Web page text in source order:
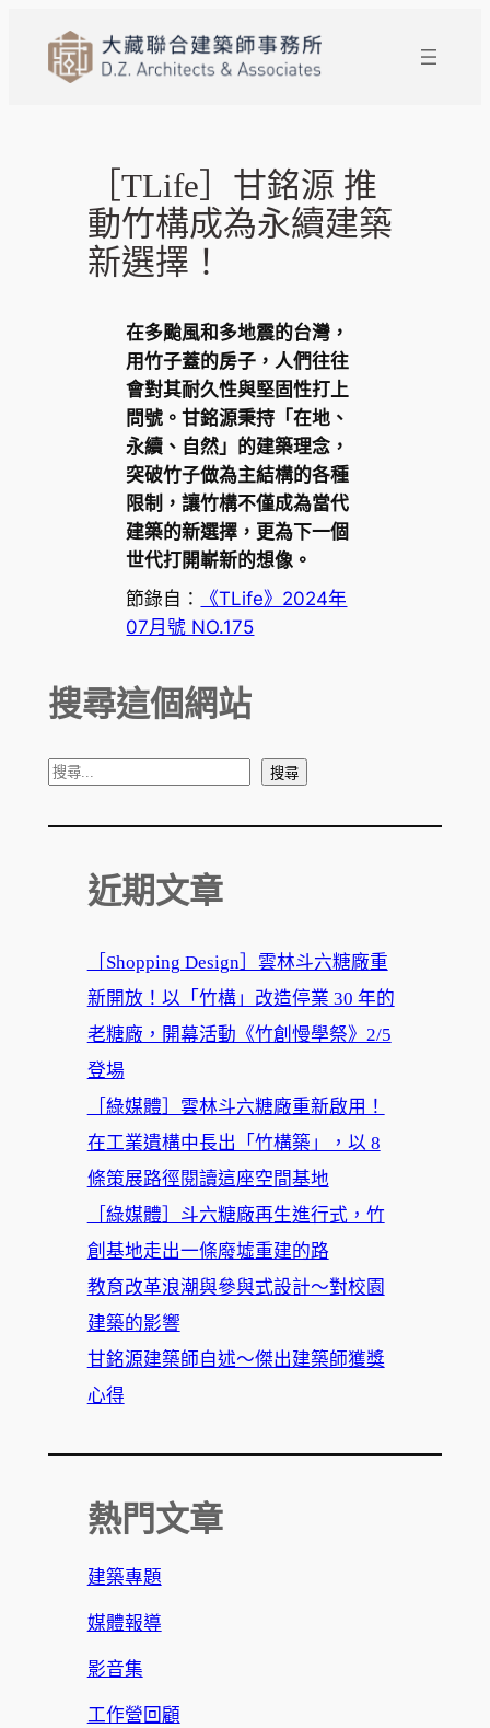
［TLife］甘銘源 推
動竹構成為永續建築
新選擇！
在多颱風和多地震的台灣，
用竹子蓋的房子，人們往往
會對其耐久性與堅固性打上
問號。甘銘源秉持「在地、
永續、自然」的建築理念，
突破竹子做為主結構的各種
限制，讓竹構不僅成為當代
建築的新選擇，更為下一個
世代打開嶄新的想像。
節錄自：
《TLife》2024年
07月號 NO.175
搜尋這個網站
搜
搜尋
近期文章
［Shopping Design］雲林斗六糖廠重
新開放！以「竹構」改造停業 30 年的
老糖廠，開幕活動《竹創慢學祭》2/5
登場
［綠媒體］雲林斗六糖廠重新啟用！
在工業遺構中長出「竹構築」，以 8
條策展路徑閱讀這座空間基地
［綠媒體］斗六糖廠再生進行式，竹
創基地走出一條廢墟重建的路
教育改革浪潮與參與式設計～對校園
建築的影響
甘銘源建築師自述～傑出建築師獲獎
心得
熱門文章
建築專題
媒體報導
影音集
工作營回顧